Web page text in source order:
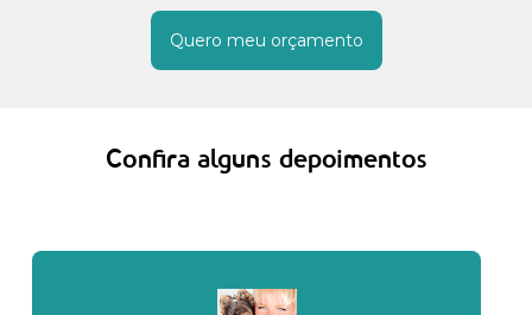
Quero meu orçamento
Confira alguns depoimentos